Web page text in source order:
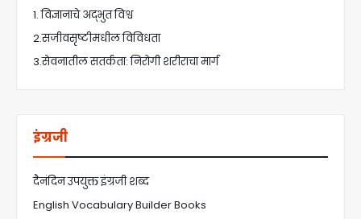
1. विज्ञानाचे अद्भुत विश्व
2.सजीवसृष्टीमधील विविधता
3.सेवनातील सतर्कता: निरोगी शरीराचा मार्ग
इंग्रजी
दैनंदिन उपयुक्त इंग्रजी शब्द
English Vocabulary Builder Books